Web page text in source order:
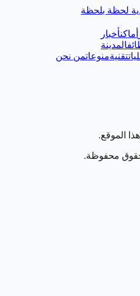
لحظة بلحظة
أماكنأخبار
المدينة
تقنيةمنوعاتمن نحن
الموقع.
محفوظة.